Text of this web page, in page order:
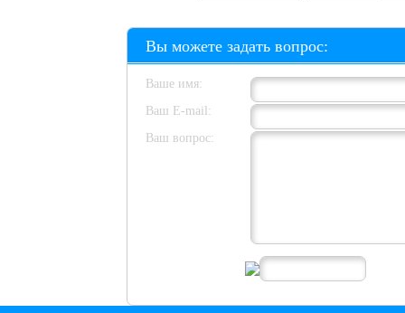
Вы можете задать вопрос:
Ваше имя:
Ваш E-mail:
Ваш вопрос: